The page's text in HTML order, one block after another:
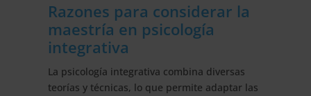
Razones para considerar la
maestría en psicología
integrativa
La psicología integrativa combina diversas
teorías y técnicas, lo que permite adaptar las